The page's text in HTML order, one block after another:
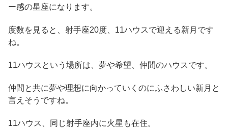
ー感の星座になります。
度数を見ると、射手座20度、11ハウスで迎える新月です
ね。
11ハウスという場所は、夢や希望、仲間のハウスです。
仲間と共に夢や理想に向かっていくのにふさわしい新月と
言えそうですね。
11ハウス、同じ射手座内に火星も在住。